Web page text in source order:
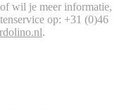
wil je meer informatie,
op: +31 (0)46
.